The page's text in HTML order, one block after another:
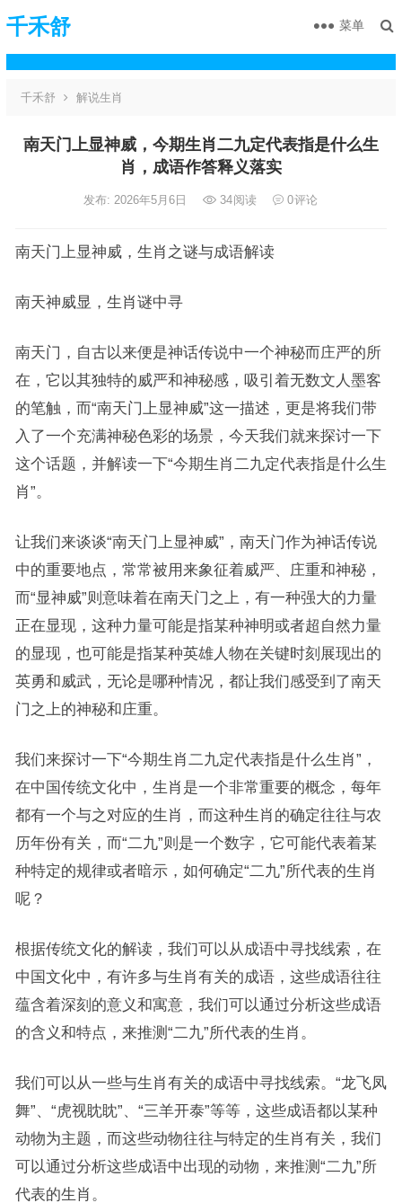
千禾舒 菜单
千禾舒 解说生肖
南天门上显神威，今期生肖二九定代表指是什么生
肖，成语作答释义落实
发布: 2026年5月6日 34阅读 0评论
南天门上显神威，生肖之谜与成语解读
南天神威显，生肖谜中寻
南天门，自古以来便是神话传说中一个神秘而庄严的所
在，它以其独特的威严和神秘感，吸引着无数文人墨客
的笔触，而“南天门上显神威”这一描述，更是将我们带
入了一个充满神秘色彩的场景，今天我们就来探讨一下
这个话题，并解读一下“今期生肖二九定代表指是什么生
肖”。
让我们来谈谈“南天门上显神威”，南天门作为神话传说
中的重要地点，常常被用来象征着威严、庄重和神秘，
而“显神威”则意味着在南天门之上，有一种强大的力量
正在显现，这种力量可能是指某种神明或者超自然力量
的显现，也可能是指某种英雄人物在关键时刻展现出的
英勇和威武，无论是哪种情况，都让我们感受到了南天
门之上的神秘和庄重。
我们来探讨一下“今期生肖二九定代表指是什么生肖”，
在中国传统文化中，生肖是一个非常重要的概念，每年
都有一个与之对应的生肖，而这种生肖的确定往往与农
历年份有关，而“二九”则是一个数字，它可能代表着某
种特定的规律或者暗示，如何确定“二九”所代表的生肖
呢？
根据传统文化的解读，我们可以从成语中寻找线索，在
中国文化中，有许多与生肖有关的成语，这些成语往往
蕴含着深刻的意义和寓意，我们可以通过分析这些成语
的含义和特点，来推测“二九”所代表的生肖。
我们可以从一些与生肖有关的成语中寻找线索。“龙飞凤
舞”、“虎视眈眈”、“三羊开泰”等等，这些成语都以某种
动物为主题，而这些动物往往与特定的生肖有关，我们
可以通过分析这些成语中出现的动物，来推测“二九”所
代表的生肖。